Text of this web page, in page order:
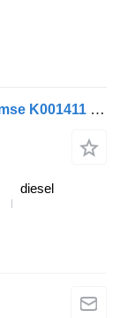
Valve de commande de frein Knorr-Bremse K001411 pour camion Volvo FH, FM, FMX-4 series (2013-)
diesel